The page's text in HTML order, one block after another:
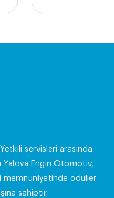
Yetkili servisleri arasında
Yalova Engin Otomotiv,
memnuniyetinde ödüller
sahiptir.